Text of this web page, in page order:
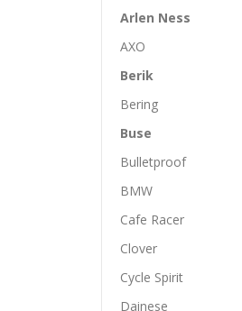
Arlen Ness
AXO
Berik
Bering
Buse
Bulletproof
BMW
Cafe Racer
Clover
Cycle Spirit
Dainese